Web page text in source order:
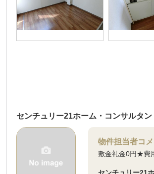
センチュリー21ホーム・コンサルタン
物件担当者コメ
敷金礼金0円★費